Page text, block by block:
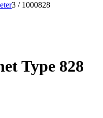
3 / 1000828
Type 828